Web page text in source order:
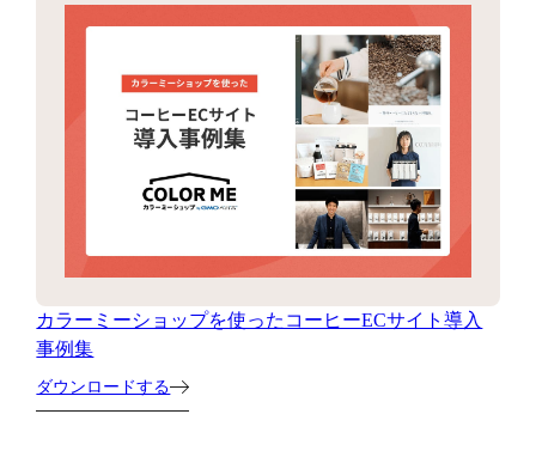
カラーミーショップを使ったコーヒーECサイト導入
事例集
ダウンロードする